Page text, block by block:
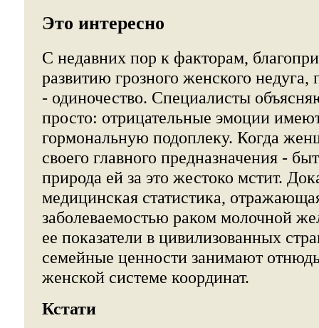
Это интересно
С недавних пор к факторам,
развитию грозного женского
- одиночество. Специалисты
просто: отрицательные эмоции
гормональную подоплеку. Когда
своего главного предназначения -
природа ей за это жестоко мстит.
медицинская статистика,
заболеваемостью раком молочной
ее показатели в цивилизованных
семейные ценности занимают
женской системе координат.
Кстати